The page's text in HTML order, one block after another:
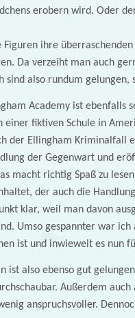
erobern wird. Oder
Figuren ihre
Da verzeiht man auch
sind also rundum gelungen,
Academy ist ebenfalls
einer fiktiven Schule in
der Ellingham Kriminalfall
der Gegenwart und
macht richtig Spaß zu
der auch die
klar, weil man davon
Umso gespannter war
ist und inwieweit es nun
ist also ebenso gut
Außerdem
anspruchsvoller.